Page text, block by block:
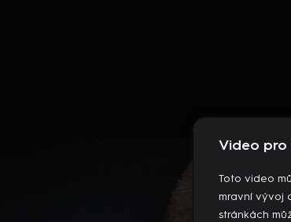
Video pro
Toto video
mravní vývoj
stránkách
videí současně. Pokud chcete pokračovat v
Více o limitu změn zařízení